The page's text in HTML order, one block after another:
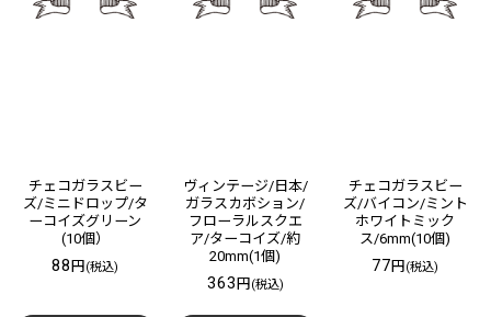
チェコガラスビー
ズ/ミニドロップ/タ
ーコイズグリーン
(10個）
88円 (税込)
ヴィンテージ/日本/
ガラスカボション/
フローラルスクエ
ア/ターコイズ/約
20mm(1個)
363 円 (税込)
チェコガラスビー
ズ/バイコン/ミント
ホワイトミック
ス/6mm(10個)
77円 (税込)